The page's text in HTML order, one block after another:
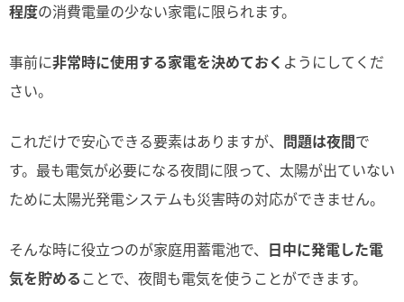
程度の消費電量の少ない家電に限られます。
事前に非常時に使用する家電を決めておく ようにしてくだ
さい。
これだけで安心できる要素はありますが、 問題は夜間で
す。最も電気が必要になる夜間に限って、太陽が出ていない
ために太陽光発電システムも災害時の対応ができません。
そんな時に役立つのが家庭用蓄電池で、 日中に発電した電
気を貯めることで、夜間も電気を使うことができます。